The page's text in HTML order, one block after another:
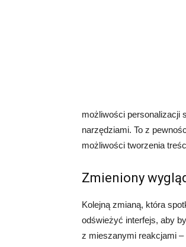
możliwości personalizacji
narzędziami. To z
możliwości tworzenia
Zmieniony
Kolejną zmianą, która
odświeżyć interfejs, aby
z mieszanymi reakcjami